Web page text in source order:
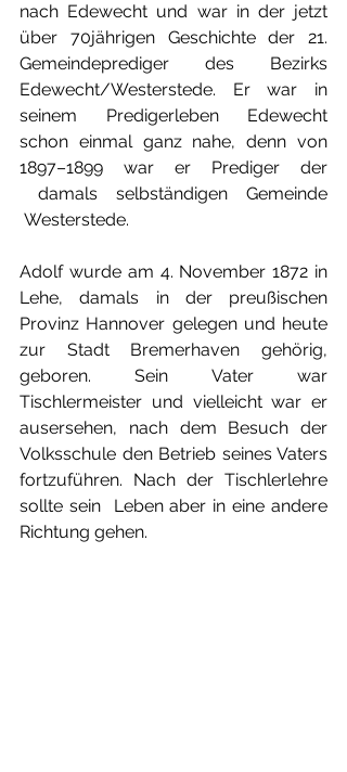
nach Edewecht und war in der jetzt
über 70jährigen Geschichte der 21.
Gemeindeprediger des Bezirks
Edewecht/Westerstede. Er war in
seinem Predigerleben Edewecht
schon einmal ganz nahe, denn von
1897–1899 war er Prediger der
damals selbständigen Gemeinde
Westerstede.
Adolf wurde am 4. November 1872 in
Lehe, damals in der preußischen
Provinz Hannover gelegen und heute
zur Stadt Bremerhaven gehörig,
geboren. Sein Vater war
Tischlermeister und vielleicht war er
ausersehen, nach dem Besuch der
Volksschule den Betrieb seines Vaters
fortzuführen. Nach der Tischlerlehre
sollte sein  Leben aber in eine andere
Richtung gehen.